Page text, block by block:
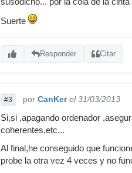
Suerte
Responder Citar
#3 por CanKer el 31/03/2013
Si,si ,apagando ordenador
coherentes,etc...
Al final,he conseguido que
probe la otra vez 4 veces y no